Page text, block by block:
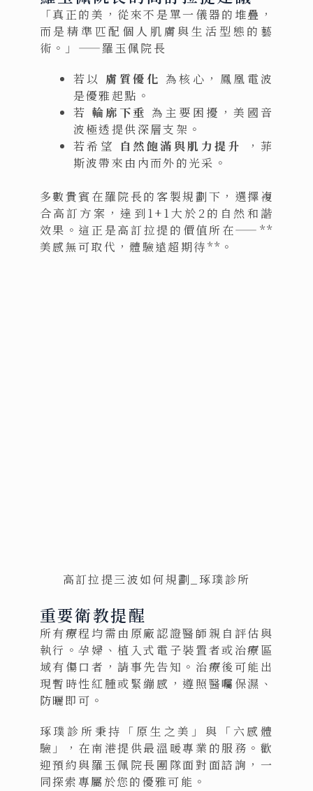
「真正的美，從來不是單一儀器的堆疊，
而是精準匹配個人肌膚與生活型態的藝
術。」——羅玉佩院長
若以 膚質優化 為核心，鳳凰電波
是優雅起點。
若 輪廓下垂 為主要困擾，美國音
波極透提供深層支架。
若希望
自然飽滿與肌力提升
，菲
斯波帶來由內而外的光采。
多數貴賓在羅院長的客製規劃下，選擇複
合高訂方案，達到1+1大於2的自然和諧
效果。這正是高訂拉提的價值所在——**
美感無可取代，體驗遠超期待**。
高訂拉提三波如何規劃_琢璞診所
重要衛教提醒
所有療程均需由原廠認證醫師親自評估與
執行。孕婦、植入式電子裝置者或治療區
域有傷口者，請事先告知。治療後可能出
現暫時性紅腫或緊繃感，遵照醫囑保濕、
防曬即可。
琢璞診所秉持「原生之美」與「六感體
驗」，在南港提供最溫暖專業的服務。歡
迎預約與羅玉佩院長團隊面對面諮詢，一
同探索專屬於您的優雅可能。